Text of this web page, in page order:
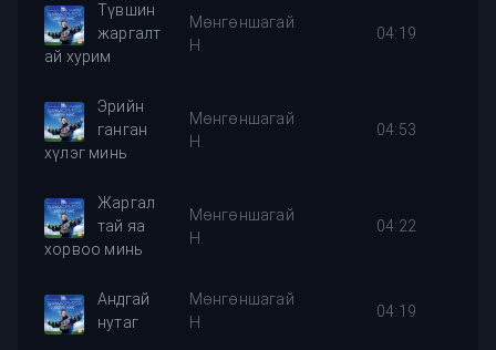
Түвшин
жаргалт
ай хурим
Мөнгөншагай
Н.
04:19
Эрийн
ганган
хүлэг минь
Мөнгөншагай
Н.
04:53
Жаргал
тай яа
хорвоо минь
Мөнгөншагай
Н.
04:22
Андгай
нутаг
Мөнгөншагай
Н.
04:19